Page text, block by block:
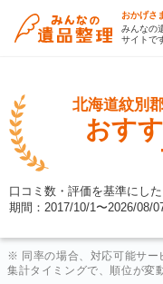
おかげさ
みんなの
サイトで
北海道紋別
おす
口コミ数・評価を基準にし
期間：2017/10/1〜2026/08/
※ 同率の場合、対応可能サー
集計タイミングで、順位が変